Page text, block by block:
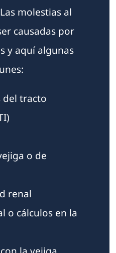
molestias al
causadas por
y aquí algunas
del tracto
o de
renal
o cálculos en la